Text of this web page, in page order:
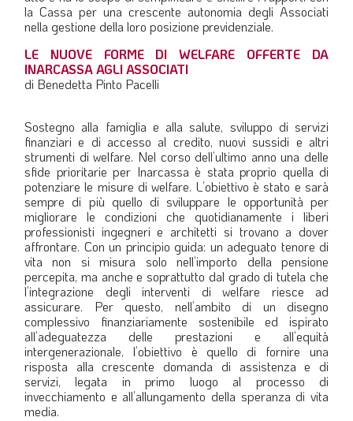
la Cassa per una crescente autonomia degli Associati
nella gestione della loro posizione previdenziale.
LE NUOVE FORME DI WELFARE OFFERTE DA
INARCASSA AGLI ASSOCIATI
di Benedetta Pinto Pacelli
Sostegno alla famiglia e alla salute, sviluppo di servizi
finanziari e di accesso al credito, nuovi sussidi e altri
strumenti di welfare. Nel corso dell’ultimo anno una delle
sfide prioritarie per Inarcassa è stata proprio quella di
potenziare le misure di welfare. L’obiettivo è stato e sarà
sempre di più quello di sviluppare le opportunità per
migliorare le condizioni che quotidianamente i liberi
professionisti ingegneri e architetti si trovano a dover
affrontare. Con un principio guida: un adeguato tenore di
vita non si misura solo nell’importo della pensione
percepita, ma anche e soprattutto dal grado di tutela che
l’integrazione degli interventi di welfare riesce ad
assicurare. Per questo, nell’ambito di un disegno
complessivo finanziariamente sostenibile ed ispirato
all’adeguatezza delle prestazioni e all’equità
intergenerazionale, l’obiettivo è quello di fornire una
risposta alla crescente domanda di assistenza e di
servizi, legata in primo luogo al processo di
invecchiamento e all’allungamento della speranza di vita
media.